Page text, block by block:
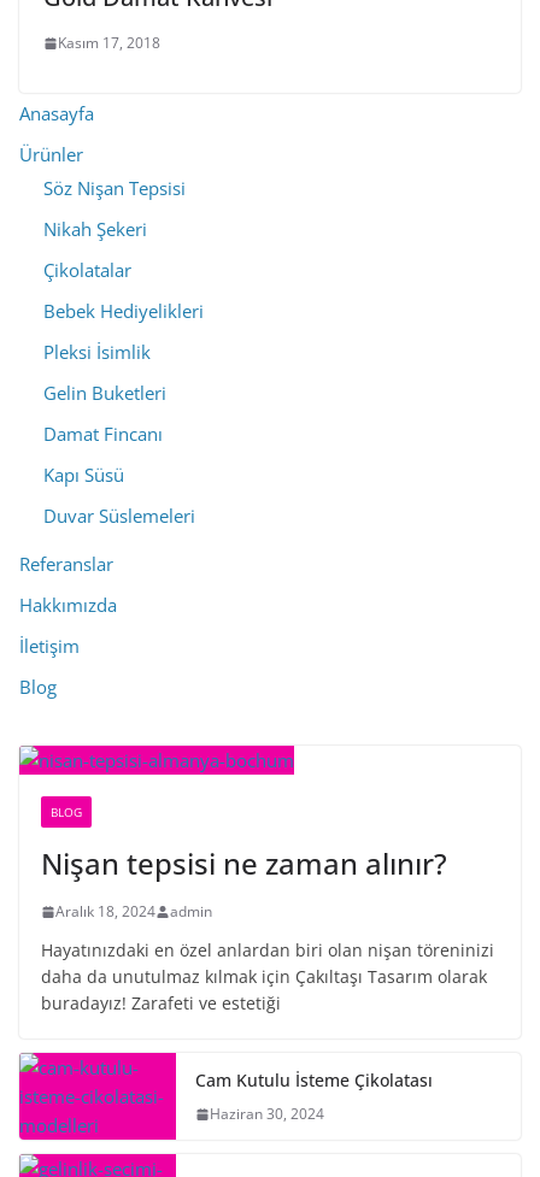
Kasım 17, 2018
Anasayfa
Ürünler
Söz Nişan Tepsisi
Nikah Şekeri
Çikolatalar
Bebek Hediyelikleri
Pleksi İsimlik
Gelin Buketleri
Damat Fincanı
Kapı Süsü
Duvar Süslemeleri
Referanslar
Hakkımızda
İletişim
Blog
BLOG
Nişan tepsisi ne zaman alınır?
Aralık 18, 2024 admin
Hayatınızdaki en özel anlardan biri olan nişan töreninizi
daha da unutulmaz kılmak için Çakıltaşı Tasarım olarak
buradayız! Zarafeti ve estetiği
Cam Kutulu İsteme Çikolatası
Haziran 30, 2024